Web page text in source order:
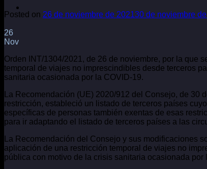
Posted on 26 de noviembre de 202130 de noviembre
26
Nov
Orden INT/1304/2021, de 26 de noviembre, por la que
temporal de viajes no imprescindibles desde terceros
sanitaria ocasionada por la COVID-19.
La Recomendación (UE) 2020/912 del Consejo, de
restricción, estableció un listado de terceros países
específicas de personas también exentas de esas
para ir adaptando el listado de terceros países a las
La Recomendación del Consejo y sus modificaciones
aplicación de una restricción temporal de viajes no
pública con motivo de la crisis sanitaria ocasionada